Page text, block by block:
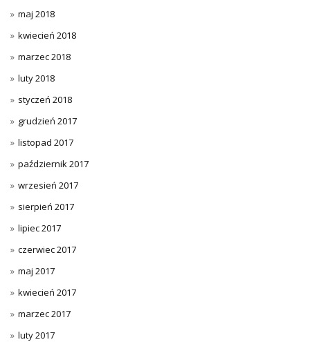
maj 2018
kwiecień 2018
marzec 2018
luty 2018
styczeń 2018
grudzień 2017
listopad 2017
październik 2017
wrzesień 2017
sierpień 2017
lipiec 2017
czerwiec 2017
maj 2017
kwiecień 2017
marzec 2017
luty 2017